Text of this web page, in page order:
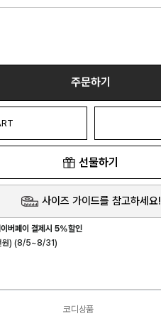
주문하기
선물하기
사이즈 가이드를 참고하세요!
버페이 결제시 5%할인
원) (8/5~8/31)
코디상품